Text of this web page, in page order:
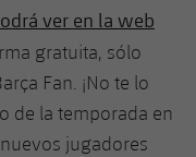
ver en la web
gratuita, sólo
Fan. ¡No te lo
de la temporada en
jugadores